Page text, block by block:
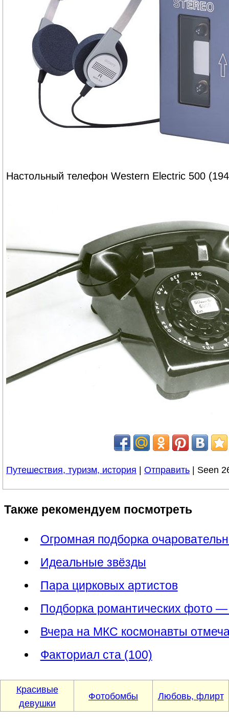
Настольный телефон Western Electric 500
Путешествия, туризм, история Отправить | Seen
Также рекомендуем посмотреть
Огромная подборка
Идеальные звёзды
Пара цирковых артистов
Подборка романтических фото
Вчера на МКС космонавты
Факториал ста (100)
Красивые
девушки
Фотобомбы Любовь, флирт